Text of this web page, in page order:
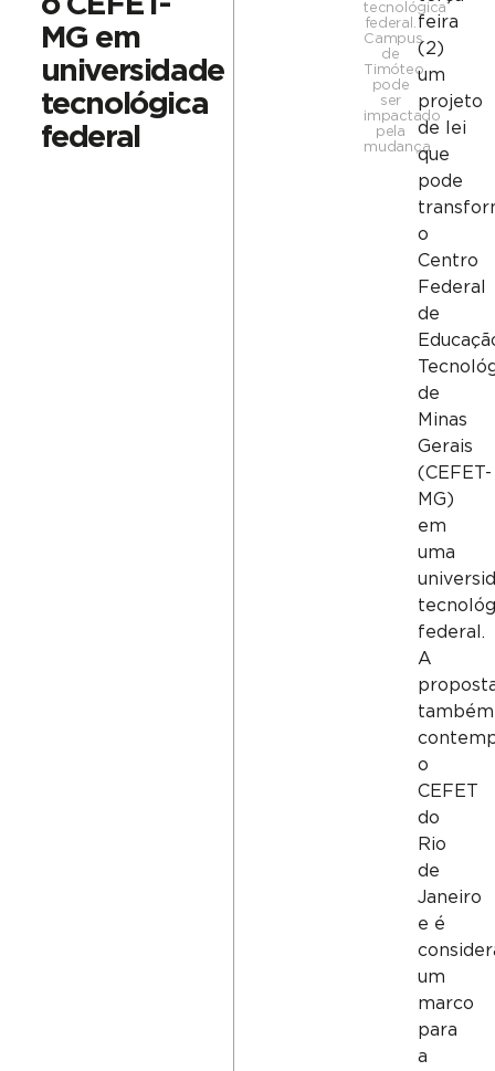
MG em
universidade
tecnológica
federal
tecnológica
federal.
Campus
de
Timóteo
pode
ser
impactado
pela
mudança
feira
(2)
um
projeto
de lei
que
pode
o
Centro
Federal
de
de
Minas
Gerais
(CEFET-
MG)
em
uma
federal.
A
também
o
CEFET
do
Rio
de
Janeiro
e é
um
marco
para
a